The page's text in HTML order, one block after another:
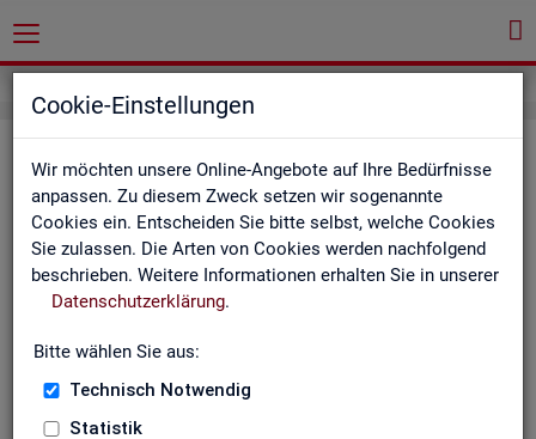
Cookie-Einstellungen
Wir möchten unsere Online-Angebote auf Ihre Bedürfnisse
anpassen. Zu diesem Zweck setzen wir sogenannte
Cookies ein. Entscheiden Sie bitte selbst, welche Cookies
Sie zulassen. Die Arten von Cookies werden nachfolgend
beschrieben. Weitere Informationen erhalten Sie in unserer
Datenschutzerklärung.
Bitte wählen Sie aus:
Technisch Notwendig
Statistik
Gemeindedaten der
sozialversicherungspflichtig
Beschäftigten nach Wohn- und
Arbeitsort - Deutschland, Länder,
Kreise und Gemeinden
(Jahreszahlen)
Die Tabellen erscheinen jährlich und enthalten Informationen
über Bestand, Arbeitsort, Wohnort, Geschlecht, Ältere,